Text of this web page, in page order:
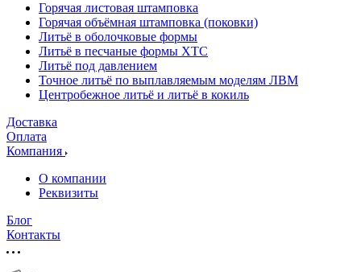
Горячая листовая штамповка
Горячая объёмная штамповка (поковки)
Литьё в оболочковые формы
Литьё в песчаные формы ХТС
Литьё под давлением
Точное литьё по выплавляемым моделям ЛВМ
Центробежное литьё и литьё в кокиль
Доставка
Оплата
Компания
О компании
Реквизиты
Блог
Контакты